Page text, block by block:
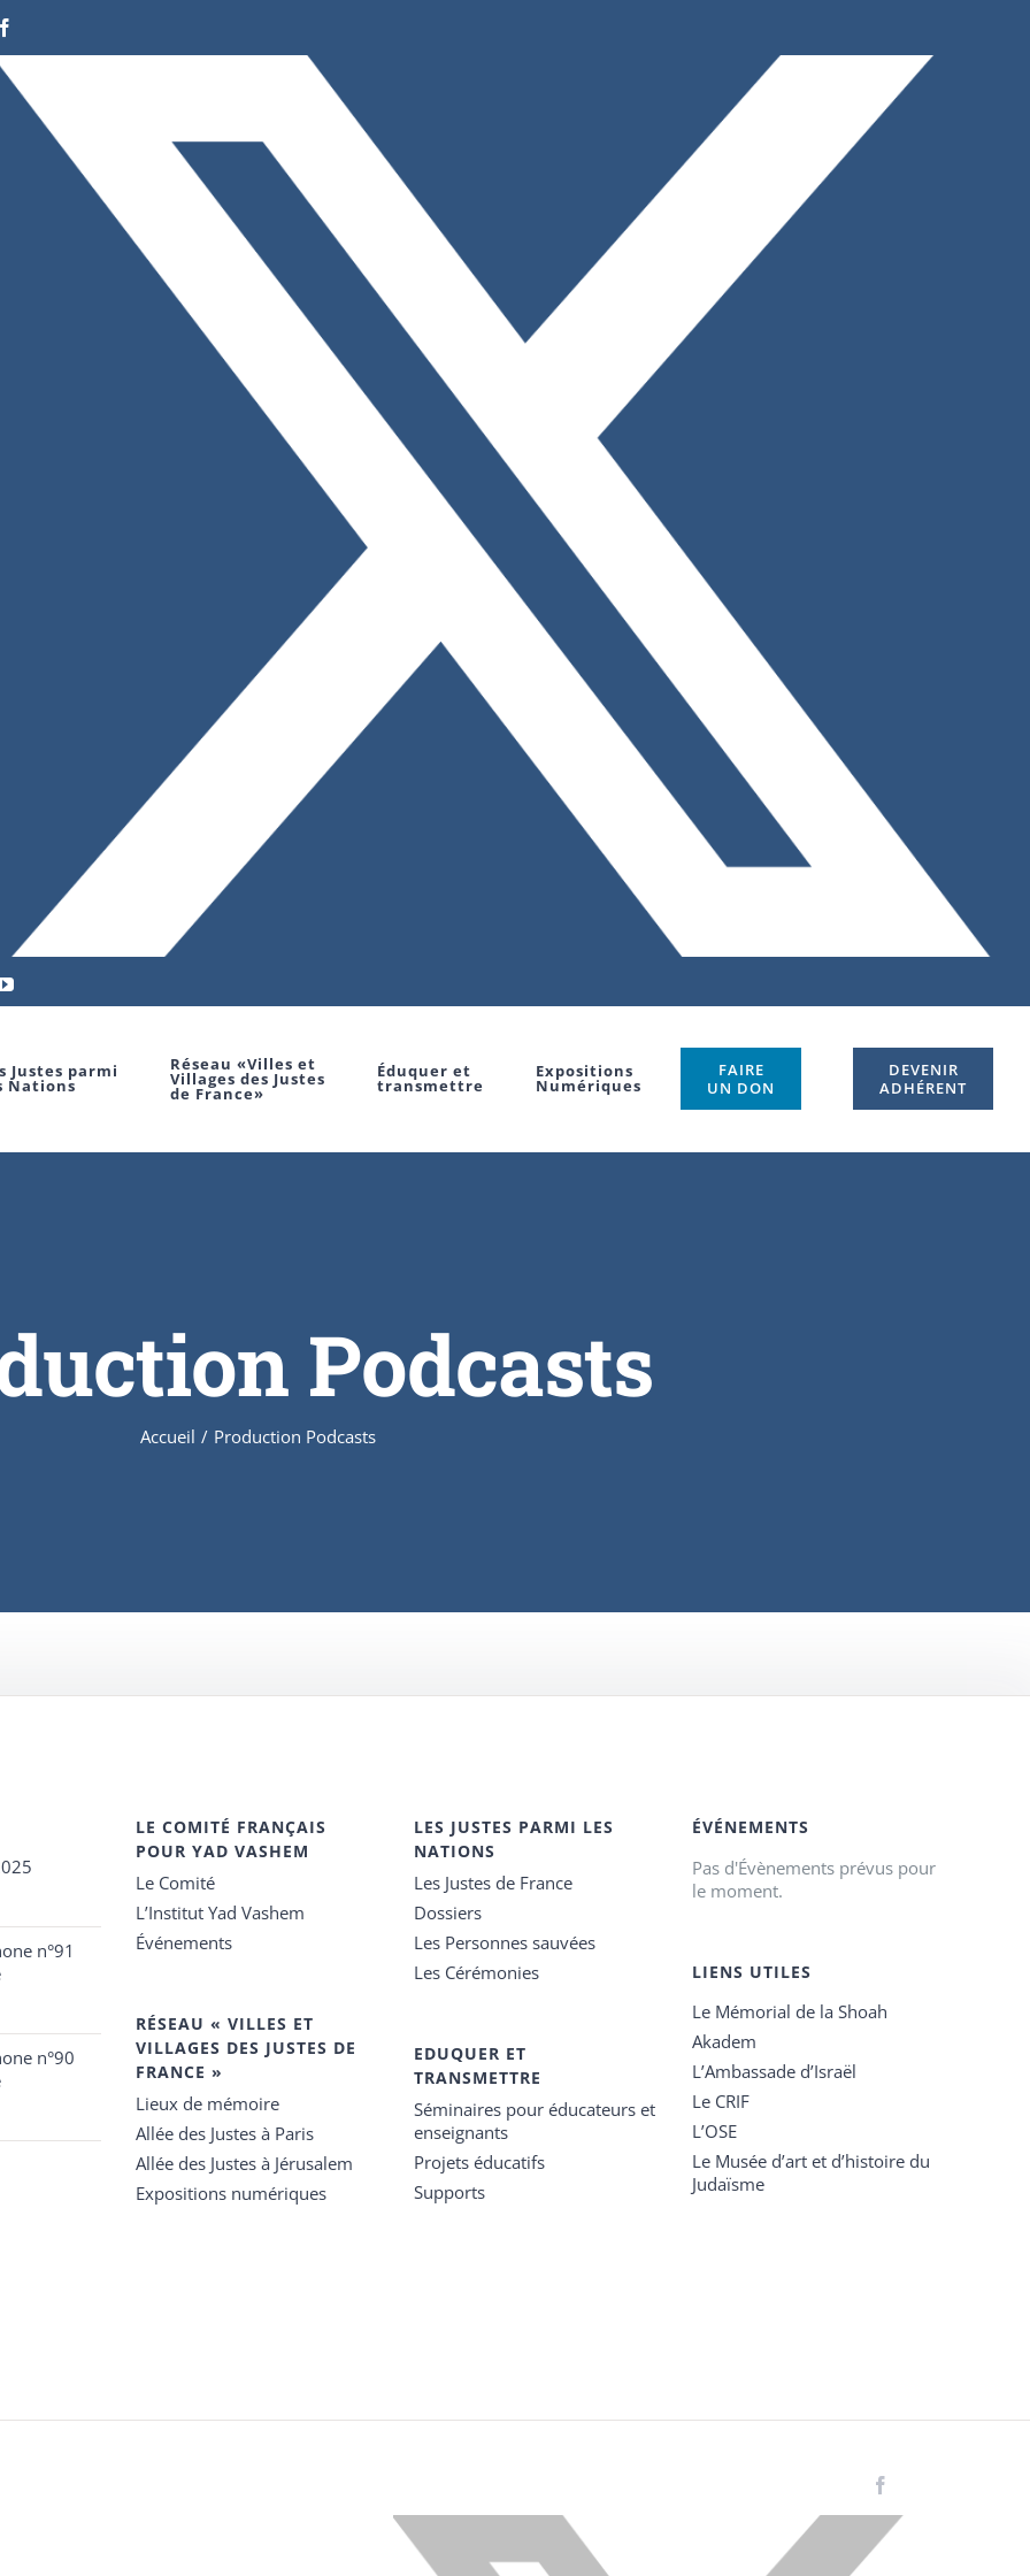
YouTube
Justes parmi
Nations
Réseau «Villes et
Villages des Justes
de France»
Éduquer et
transmettre
Expositions
Numériques
FAIRE
UN DON
DEVENIR
ADHÉRENT
Podcasts
Accueil / Production Podcasts
n°91
n°90
LE COMITÉ FRANÇAIS
POUR YAD VASHEM
Le Comité
L’Institut Yad Vashem
Événements
RÉSEAU « VILLES ET
VILLAGES DES JUSTES DE
FRANCE »
Lieux de mémoire
Allée des Justes à Paris
Allée des Justes à Jérusalem
Expositions numériques
LES JUSTES PARMI LES
NATIONS
Les Justes de France
Dossiers
Les Personnes sauvées
Les Cérémonies
EDUQUER ET
TRANSMETTRE
Séminaires pour éducateurs et
enseignants
Projets éducatifs
Supports
ÉVÉNEMENTS
Pas d'Évènements prévus pour
le moment.
LIENS UTILES
Le Mémorial de la Shoah
Akadem
L’Ambassade d’Israël
Le CRIF
L’OSE
Le Musée d’art et d’histoire du
Judaïsme
X